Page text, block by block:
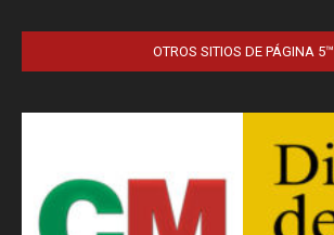
OTROS SITIOS DE PÁGINA 5™